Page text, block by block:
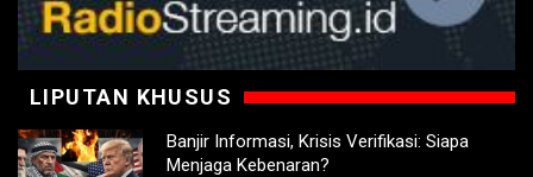
LIPUTAN KHUSUS
Banjir Informasi, Krisis Verifikasi: Siapa
Menjaga Kebenaran?